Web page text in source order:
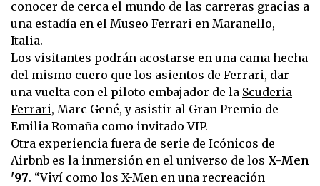
conocer de cerca el mundo de las carreras gracias a
una estadía en el Museo Ferrari en Maranello,
Italia.
Los visitantes podrán acostarse en una cama hecha
del mismo cuero que los asientos de Ferrari, dar
una vuelta con el piloto embajador de la Scuderia
Ferrari, Marc Gené, y asistir al Gran Premio de
Emilia Romaña como invitado VIP.
Otra experiencia fuera de serie de Icónicos de
Airbnb es la inmersión en el universo de los X-Men
'97. “Viví como los X-Men en una recreación